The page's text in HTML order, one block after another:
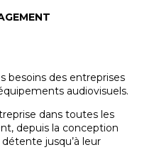
besoins des entreprises
audiovisuels.
dans toutes les
depuis la conception
jusqu’à leur